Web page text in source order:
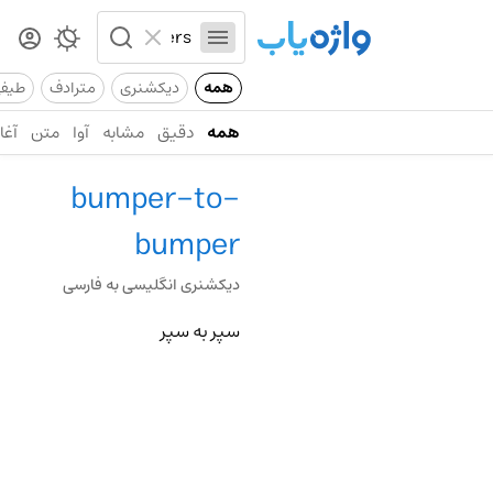
همه دیکشنری مترادف
همه دقیق مشابه آوا متن
bumper-to-
bumper
دیکشنری انگلیسی به فارسی
سپر به سپر